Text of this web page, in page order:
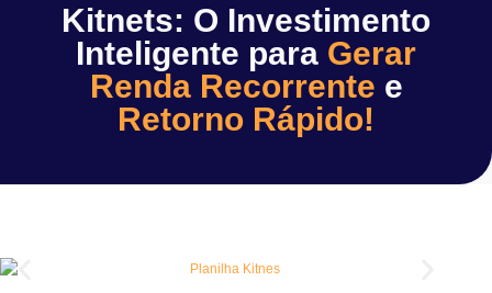
Kitnets: O Investimento
Inteligente para Gerar
Renda Recorrente e
Retorno Rápido!